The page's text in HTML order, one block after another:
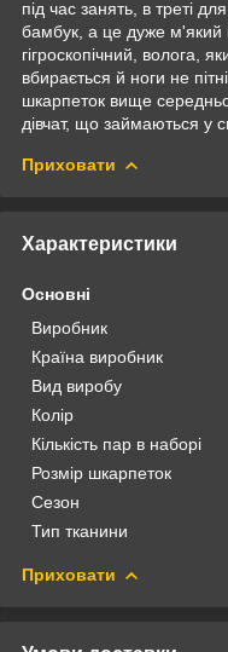
під час занять, в треті
бамбук, а це дуже м'який
гігроскопічний, волога,
вбирається й ноги не
шкарпеток вище
дівчат, що займаються у
Приховати
Характеристики
Основні
Виробник
Країна виробник
Вид виробу
Колір
Кількість пар в наборі
Розмір шкарпеток
Сезон
Тип тканини
Приховати